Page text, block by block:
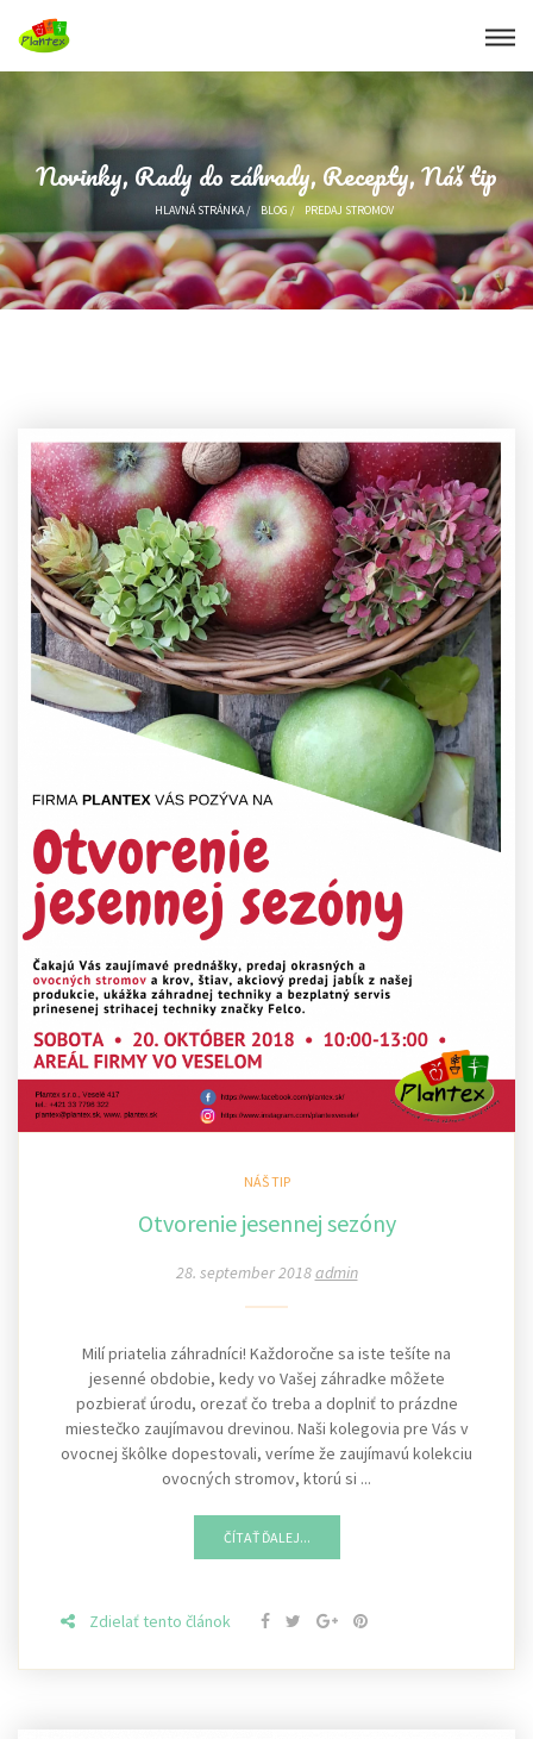
Novinky, Rady do záhrady, Recepty, Náš tip
HLAVNÁ STRÁNKA/ BLOG / PREDAJ STROMOV
NÁŠ TIP
Otvorenie jesennej sezóny
28. september 2018admin
Milí priatelia záhradníci! Každoročne sa iste tešíte na
jesenné obdobie, kedy vo Vašej záhradke môžete
pozbierať úrodu, orezať čo treba a doplniť to prázdne
miestečko zaujímavou drevinou. Naši kolegovia pre Vás v
ovocnej škôlke dopestovali, veríme že zaujímavú kolekciu
ovocných stromov, ktorú si ...
ČÍTAŤ ĎALEJ...
Zdielať tento článok